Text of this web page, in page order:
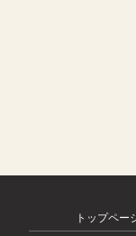
トップペー